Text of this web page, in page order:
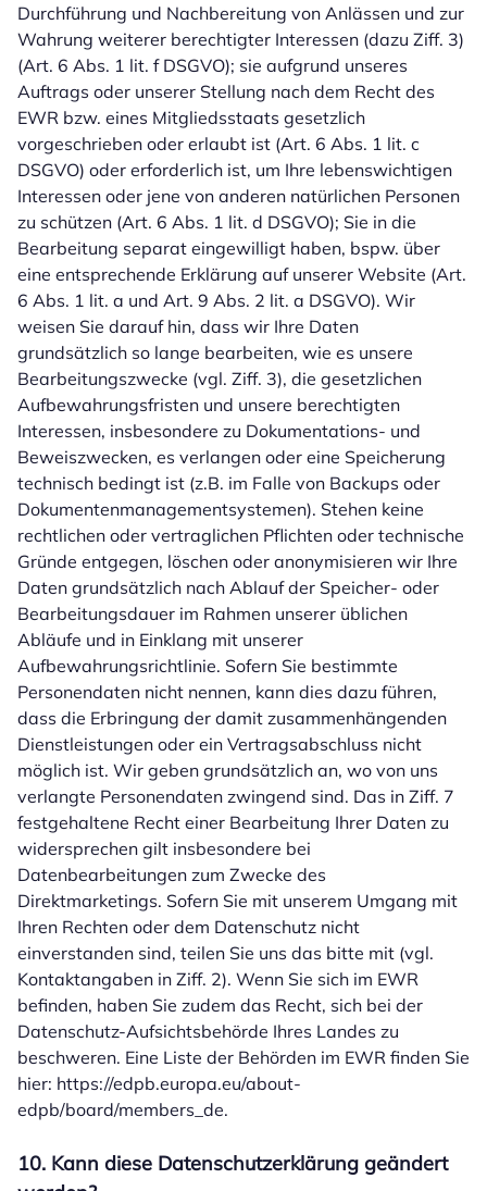
Durchführung und Nachbereitung von Anlässen und zur
Wahrung weiterer berechtigter Interessen (dazu Ziff. 3)
(Art. 6 Abs. 1 lit. f DSGVO); sie aufgrund unseres
Auftrags oder unserer Stellung nach dem Recht des
EWR bzw. eines Mitgliedsstaats gesetzlich
vorgeschrieben oder erlaubt ist (Art. 6 Abs. 1 lit. c
DSGVO) oder erforderlich ist, um Ihre lebenswichtigen
Interessen oder jene von anderen natürlichen Personen
zu schützen (Art. 6 Abs. 1 lit. d DSGVO); Sie in die
Bearbeitung separat eingewilligt haben, bspw. über
eine entsprechende Erklärung auf unserer Website (Art.
6 Abs. 1 lit. a und Art. 9 Abs. 2 lit. a DSGVO). Wir
weisen Sie darauf hin, dass wir Ihre Daten
grundsätzlich so lange bearbeiten, wie es unsere
Bearbeitungszwecke (vgl. Ziff. 3), die gesetzlichen
Aufbewahrungsfristen und unsere berechtigten
Interessen, insbesondere zu Dokumentations- und
Beweiszwecken, es verlangen oder eine Speicherung
technisch bedingt ist (z.B. im Falle von Backups oder
Dokumentenmanagementsystemen). Stehen keine
rechtlichen oder vertraglichen Pflichten oder technische
Gründe entgegen, löschen oder anonymisieren wir Ihre
Daten grundsätzlich nach Ablauf der Speicher- oder
Bearbeitungsdauer im Rahmen unserer üblichen
Abläufe und in Einklang mit unserer
Aufbewahrungsrichtlinie. Sofern Sie bestimmte
Personendaten nicht nennen, kann dies dazu führen,
dass die Erbringung der damit zusammenhängenden
Dienstleistungen oder ein Vertragsabschluss nicht
möglich ist. Wir geben grundsätzlich an, wo von uns
verlangte Personendaten zwingend sind. Das in Ziff. 7
festgehaltene Recht einer Bearbeitung Ihrer Daten zu
widersprechen gilt insbesondere bei
Datenbearbeitungen zum Zwecke des
Direktmarketings. Sofern Sie mit unserem Umgang mit
Ihren Rechten oder dem Datenschutz nicht
einverstanden sind, teilen Sie uns das bitte mit (vgl.
Kontaktangaben in Ziff. 2). Wenn Sie sich im EWR
befinden, haben Sie zudem das Recht, sich bei der
Datenschutz-Aufsichtsbehörde Ihres Landes zu
beschweren. Eine Liste der Behörden im EWR finden Sie
hier: https://edpb.europa.eu/about-
edpb/board/members_de.
10. Kann diese Datenschutzerklärung geändert